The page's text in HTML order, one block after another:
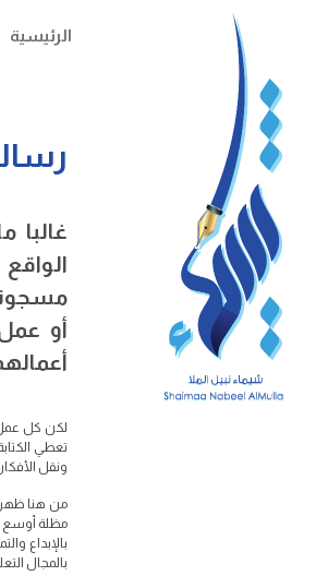
الرئيسية
غالبا
أو
لكن كل عمل
تعطي
ونقل
من هنا
مظلة أوسع
بالإبداع
بالمجال